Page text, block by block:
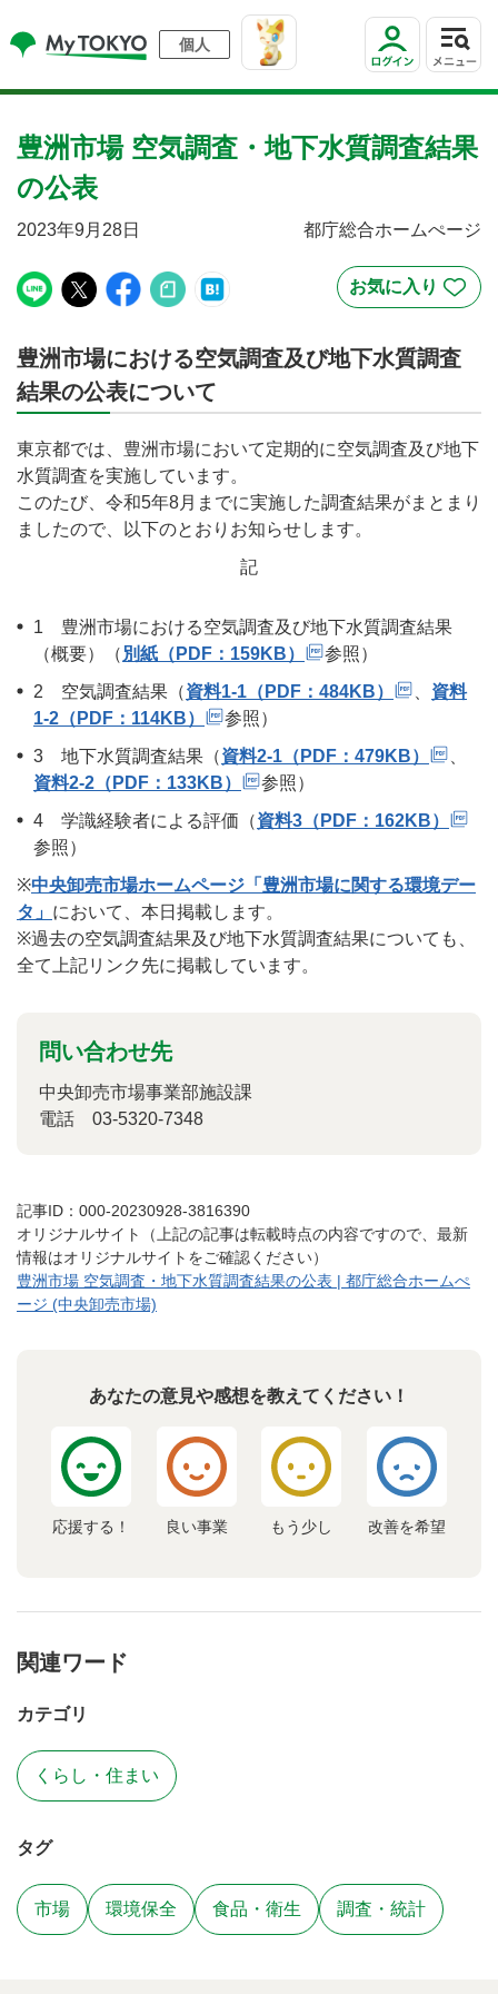
個人
豊洲市場 空気調査・地下水質調査結果
の公表
2023年9月28日 都庁総合ホームぺージ
豊洲市場における空気調査及び地下水質調査
結果の公表について
東京都では、豊洲市場において定期的に空気調査及び地下
水質調査を実施しています。
このたび、令和5年8月までに実施した調査結果がまとまり
ましたので、以下のとおりお知らせします。
記
1 豊洲市場における空気調査及び地下水質調査結果
（概要）（ 別紙（PDF：159KB）
参照）
2 空気調査結果（資料1-1（PDF：484KB）
資料
1-2（PDF：114KB）
参照）
3 地下水質調査結果（資料2-1（PDF：479KB）
資料2-2（PDF：133KB）
参照）
4 学識経験者による評価（資料3（PDF：162KB）
参照）
※中央卸売市場ホームページ「豊洲市場に関する環境デー
タ」 において、本日掲載します。
※過去の空気調査結果及び地下水質調査結果についても、
全て上記リンク先に掲載しています。
問い合わせ先
中央卸売市場事業部施設課
電話 03-5320-7348
記事ID：000-20230928-3816390
オリジナルサイト（上記の記事は転載時点の内容ですので、最新
情報はオリジナルサイトをご確認ください）
豊洲市場 空気調査・地下水質調査結果の公表 | 都庁総合ホームぺ
ージ (中央卸売市場)
あなたの意見や感想を教えてください！
応援する！ 良い事業 もう少し 改善を希望
関連ワード
カテゴリ
くらし・住まい
タグ
市場 環境保全 食品・衛生 調査・統計